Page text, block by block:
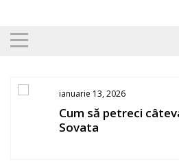
ianuarie 13, 2026
Cum să petreci
Sovata